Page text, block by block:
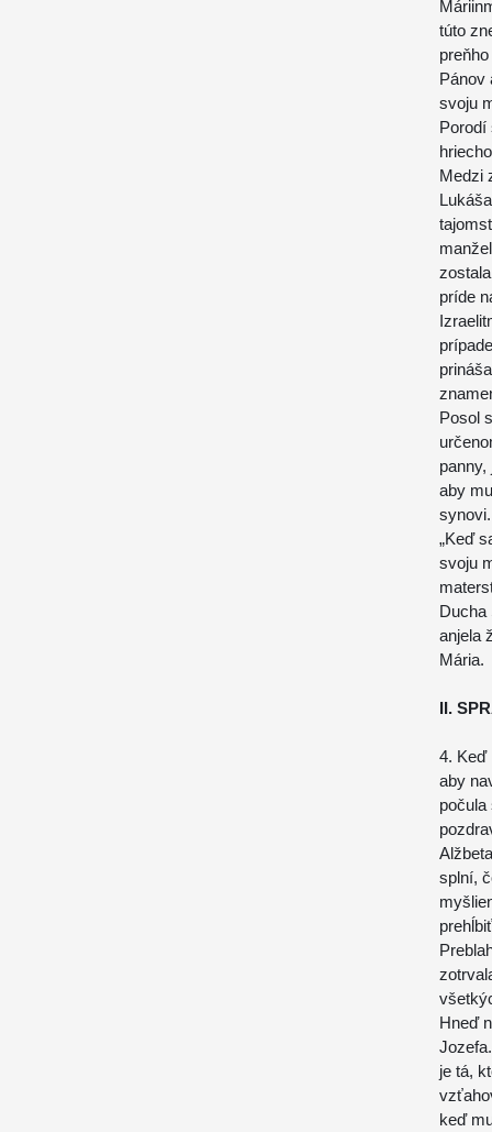
túto
Pánov
svoju
Porodí
Medzi
príde
Posol
aby
synovi.
„Keď
svoju
Ducha
anjela
Mária.
II.
4. Keď
aby
počula
splní,
Hneď
je tá,
keď